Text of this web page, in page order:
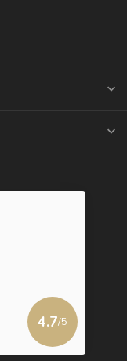
4.7/5